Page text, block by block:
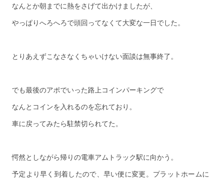
なんとか朝までに熱をさげて出かけましたが、
やっぱりへろへろで頭回ってなくて大変な一日でした。
とりあえずこなさなくちゃいけない面談は無事終了。
でも最後のアポでいった路上コインパーキングで
なんとコインを入れるのを忘れており。
車に戻ってみたら駐禁切られてた。
愕然としながら帰りの電車アムトラック駅に向かう。
予定より早く到着したので、早い便に変更。プラットホームに